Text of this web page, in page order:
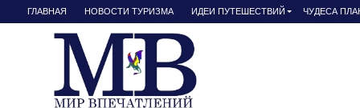
ГЛАВНАЯ НОВОСТИ ТУРИЗМА ИДЕИ ПУТЕШЕСТВИЙ ЧУДЕСА